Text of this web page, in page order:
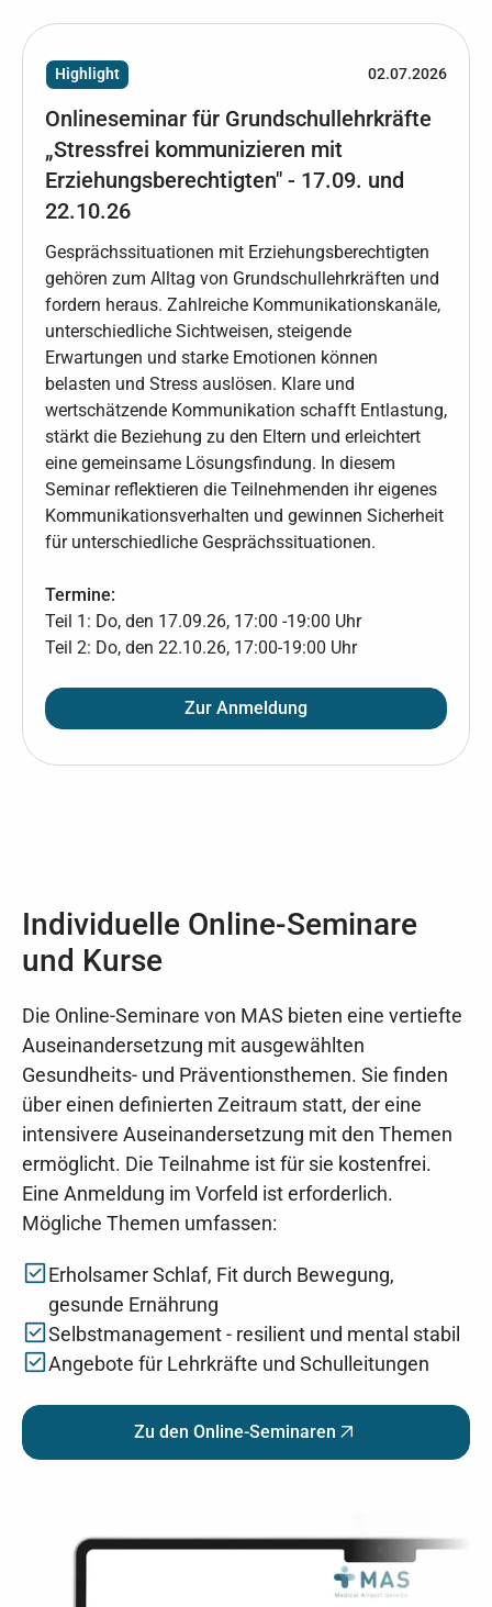
Highlight 02.07.2026
Onlineseminar für Grundschullehrkräfte
„Stressfrei kommunizieren mit
Erziehungsberechtigten" - 17.09. und
22.10.26
Gesprächssituationen mit Erziehungsberechtigten
gehören zum Alltag von Grundschullehrkräften und
fordern heraus. Zahlreiche Kommunikationskanäle,
unterschiedliche Sichtweisen, steigende
Erwartungen und starke Emotionen können
belasten und Stress auslösen. Klare und
wertschätzende Kommunikation schafft Entlastung,
stärkt die Beziehung zu den Eltern und erleichtert
eine gemeinsame Lösungsfindung. In diesem
Seminar reflektieren die Teilnehmenden ihr eigenes
Kommunikationsverhalten und gewinnen Sicherheit
für unterschiedliche Gesprächssituationen.
Termine:
Teil 1: Do, den 17.09.26, 17:00 -19:00 Uhr
Teil 2: Do, den 22.10.26, 17:00-19:00 Uhr
Zur Anmeldung
Individuelle Online-Seminare
und Kurse
Die Online-Seminare von MAS bieten eine vertiefte
Auseinandersetzung mit ausgewählten
Gesundheits- und Präventionsthemen. Sie finden
über einen definierten Zeitraum statt, der eine
intensivere Auseinandersetzung mit den Themen
ermöglicht. Die Teilnahme ist für sie kostenfrei.
Eine Anmeldung im Vorfeld ist erforderlich.
Mögliche Themen umfassen:
Erholsamer Schlaf, Fit durch Bewegung,
gesunde Ernährung
Selbstmanagement - resilient und mental stabil
Angebote für Lehrkräfte und Schulleitungen
Zu den Online-Seminaren